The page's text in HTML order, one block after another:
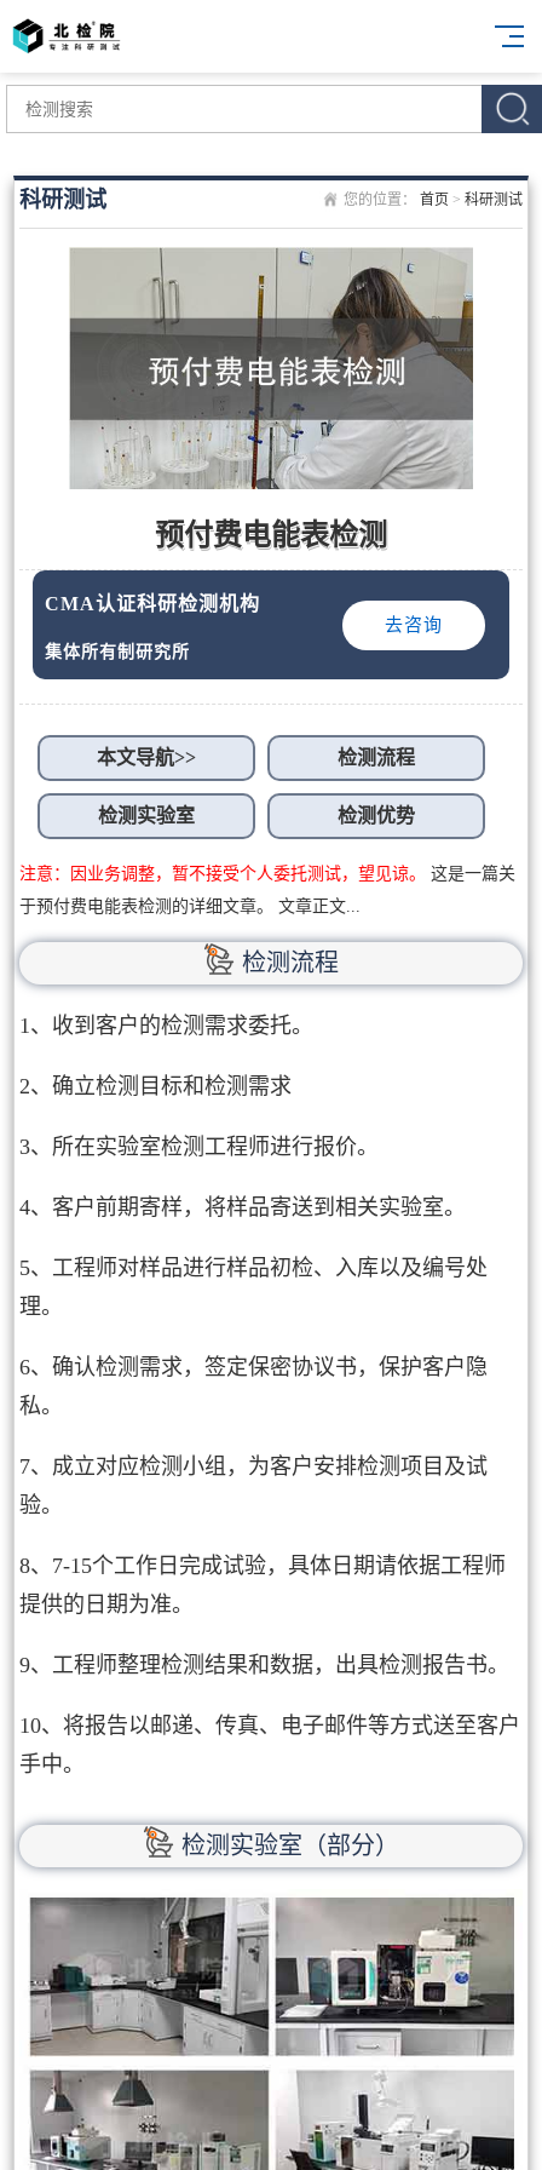
您的位置： 首页 > 科研测试
科研测试
预付费电能表检测
CMA认证科研检测机构
集体所有制研究所
去咨询
本文导航>> 检测流程
检测实验室 检测优势
注意：因业务调整，暂不接受个人委托测试，望见谅。
这是一篇关
于预付费电能表检测的详细文章。 文章正文...
检测流程
1、收到客户的检测需求委托。
2、确立检测目标和检测需求
3、所在实验室检测工程师进行报价。
4、客户前期寄样，将样品寄送到相关实验室。
5、工程师对样品进行样品初检、入库以及编号处
理。
6、确认检测需求，签定保密协议书，保护客户隐
私。
7、成立对应检测小组，为客户安排检测项目及试
验。
8、7-15个工作日完成试验，具体日期请依据工程师
提供的日期为准。
9、工程师整理检测结果和数据，出具检测报告书。
10、将报告以邮递、传真、电子邮件等方式送至客户
手中。
检测实验室（部分）